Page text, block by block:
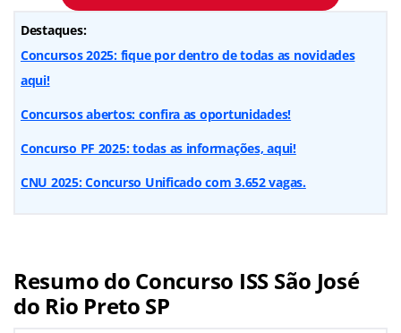
Destaques:
Concursos 2025: fique por dentro de todas as novidades
aqui!
Concursos abertos: confira as oportunidades!
Concurso PF 2025: todas as informações, aqui!
CNU 2025: Concurso Unificado com 3.652 vagas.
Resumo do Concurso ISS São José
do Rio Preto SP